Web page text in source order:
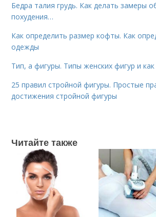
Бедра талия грудь. Как делать замеры
похудения…
Как определить размер кофты. Как
одежды
Тип, а фигуры. Типы женских фигур и
25 правил стройной фигуры. Простые
достижения стройной фигуры
Читайте также